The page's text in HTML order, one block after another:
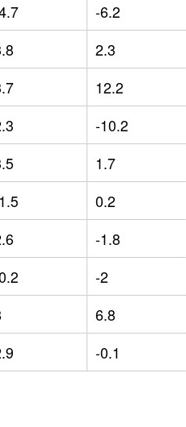
-6.2
2.3
12.2
-10.2
1.7
0.2
-1.8
-2
6.8
-0.1